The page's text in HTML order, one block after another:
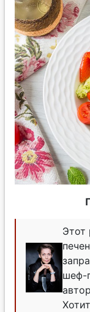
Этот
шеф-